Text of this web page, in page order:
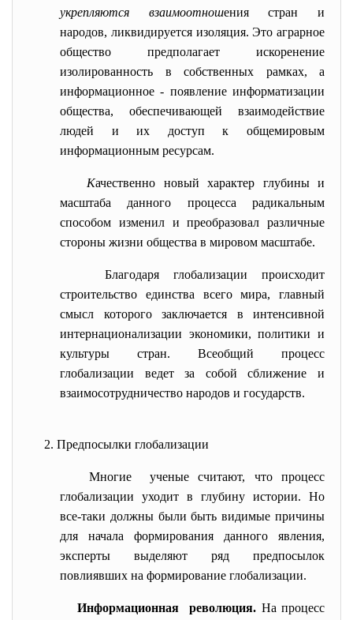
укрепляются взаимоотношения стран и
народов, ликвидируется изоляция. Это аграрное
общество предполагает искоренение
изолированность в собственных рамках, а
информационное - появление информатизации
общества, обеспечивающей взаимодействие
людей и их доступ к общемировым
информационным ресурсам.
Качественно новый характер глубины и
масштаба данного процесса радикальным
способом изменил и преобразовал различные
стороны жизни общества в мировом масштабе.
Благодаря глобализации происходит
строительство единства всего мира, главный
смысл которого заключается в интенсивной
интернационализации экономики, политики и
культуры стран. Всеобщий процесс
глобализации ведет за собой сближение и
взаимосотрудничество народов и государств.
2. Предпосылки глобализации
Многие ученые считают, что процесс
глобализации уходит в глубину истории. Но
все-таки должны были быть видимые причины
для начала формирования данного явления,
эксперты выделяют ряд предпосылок
повлиявших на формирование глобализации.
Информационная революция. На процесс